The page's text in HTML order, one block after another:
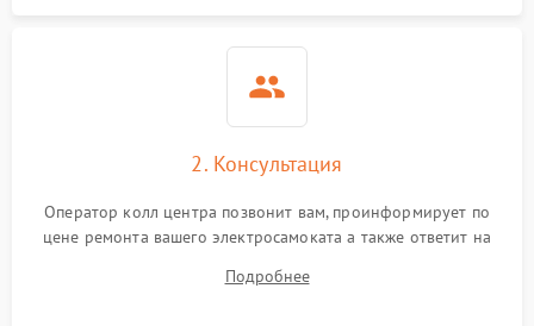
2. Консультация
Оператор колл центра позвонит вам, проинформирует по
цене ремонта вашего электросамоката а также ответит на
Подробнее